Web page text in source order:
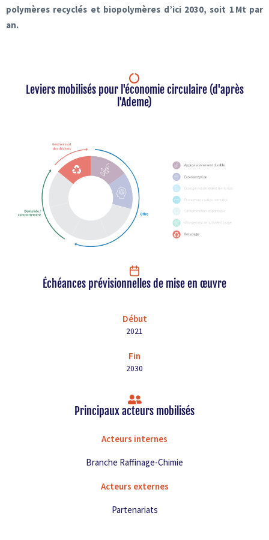
polymères recyclés et biopolymères d’ici 2030, soit 1 Mt par
an.
Leviers mobilisés pour l'économie circulaire (d'après
l'Ademe)
Échéances prévisionnelles de mise en œuvre
Début
2021
Fin
2030
Principaux acteurs mobilisés
Acteurs internes
Branche Raffinage-Chimie
Acteurs externes
Partenariats